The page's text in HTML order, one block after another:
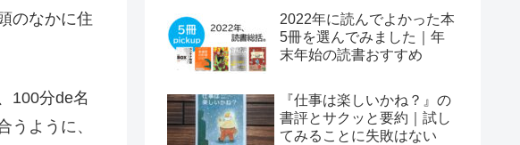
のなかに住
100分de名
ように、
2022年に読んでよかった本
5冊を選んでみました｜年
末年始の読書おすすめ
『仕事は楽しいかね？』の
書評とサクッと要約｜試し
てみることに失敗はない